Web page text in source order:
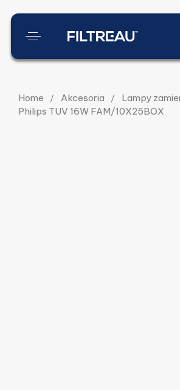
Home Akcesoria
Lampy
Philips TUV 16W FAM/10X25BOX